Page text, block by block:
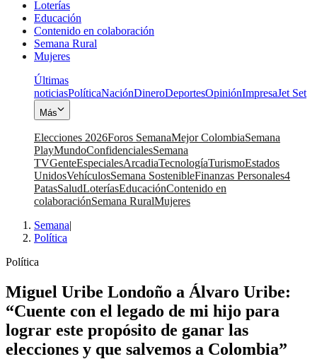
Loterías
Educación
Contenido en colaboración
Semana Rural
Mujeres
Últimas
noticiasPolíticaNaciónDineroDeportesOpiniónImpresaJet Set
Más
Elecciones 2026Foros SemanaMejor ColombiaSemana
PlayMundoConfidencialesSemana
TVGenteEspecialesArcadiaTecnologíaTurismoEstados
UnidosVehículosSemana SostenibleFinanzas Personales4
PatasSaludLoteríasEducaciónContenido en
colaboraciónSemana RuralMujeres
Semana|
Política
Política
Miguel Uribe Londoño a Álvaro Uribe:
“Cuente con el legado de mi hijo para
lograr este propósito de ganar las
elecciones y que salvemos a Colombia”